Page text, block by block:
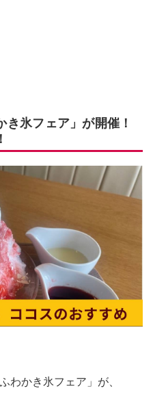
氷フェア」が開催！
わかき氷フェア」が、